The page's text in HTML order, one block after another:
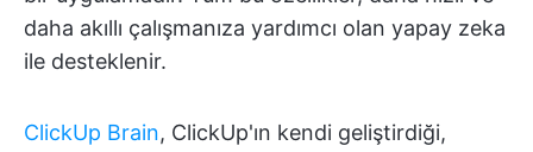
daha akıllı çalışmanıza yardımcı olan yapay zeka
ile desteklenir.
ClickUp Brain, ClickUp'ın kendi geliştirdiği,